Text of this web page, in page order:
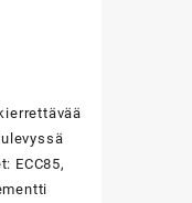
ECC85,